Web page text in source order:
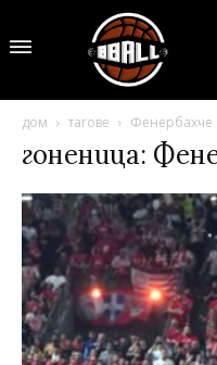
дом тагове Фенербахче
гоненица: